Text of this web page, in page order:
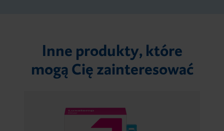
Inne produkty, które
mogą Cię zainteresować